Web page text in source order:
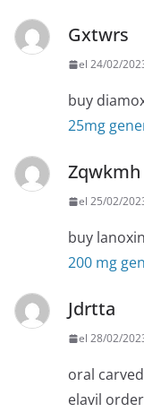
Gxtwrs
el 24/02/
buy
25mg
Zqwkmh
el 25/02/
buy
200 mg
Jdrtta
el 28/02/
oral
elavil order